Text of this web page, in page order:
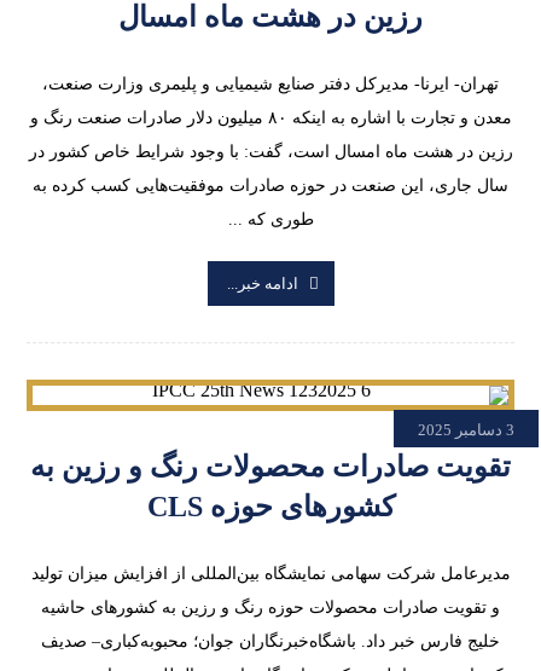
رزین در هشت ماه امسال
تهران- ایرنا- مدیرکل دفتر صنایع شیمیایی و پلیمری وزارت صنعت،
معدن و تجارت با اشاره به اینکه ۸۰ میلیون دلار صادرات صنعت رنگ و
رزین در هشت ماه امسال است، گفت: با وجود شرایط خاص کشور در
سال جاری، این صنعت در حوزه صادرات موفقیت‌هایی کسب کرده به
طوری که ...
ادامه خبر...
تقویت صادرات محصولات رنگ و رزین به
کشور‌های حوزه CLS
3 دسامبر 2025
مدیرعامل شرکت سهامی نمایشگاه بین‌المللی از افزایش میزان تولید
و تقویت صادرات محصولات حوزه رنگ و رزین به کشور‌های حاشیه
خلیج فارس خبر داد. باشگاه‌خبرنگاران جوان؛ محبوبه‌کباری– صدیف